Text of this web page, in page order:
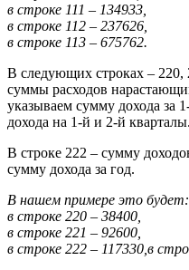
в строке 111 – 134933,
в строке 112 – 237626,
в строке 113 – 675762.
В следующих строках –
суммы расходов
указываем сумму дохода за
дохода на 1-й и 2-й кварталы.
В строке 222 – сумму
сумму дохода за год.
В нашем примере это будет:
в строке 220 – 38400,
в строке 221 – 92600,
в строке 222 – 117330, в